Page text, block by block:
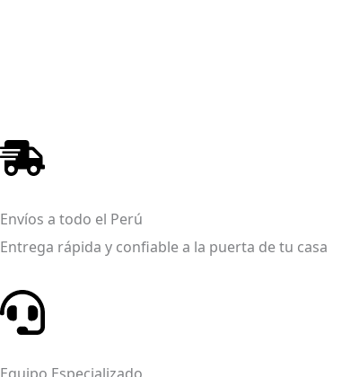
Envíos a todo el Perú
Entrega rápida y confiable a la puerta de tu casa
Equipo Especializado